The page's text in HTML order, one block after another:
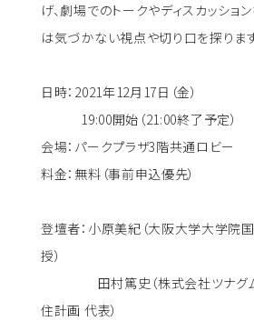
げ、劇場でのトークやディスカッショ
は気づかない視点や切り口を探ります
日時：2021年12月17日（金）
19:00開始（21:00終了予定）
会場：パークプラザ3階共通ロビー
料金：無料（事前申込優先）
登壇者：小原美紀（大阪大学大学院
授）
田村篤史（株式会社ツナグム
住計画 代表）